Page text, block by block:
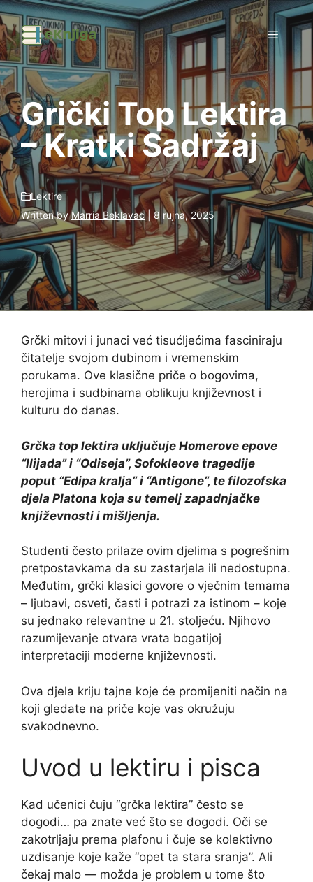
Preskoči
na
sadržaj
Grički Top Lektira
– Kratki Sadržaj
Lektire
Written byMarria Beklavac| 8 rujna, 2025
Grčki mitovi i junaci već tisućljećima fasciniraju
čitatelje svojom dubinom i vremenskim
porukama. Ove klasične priče o bogovima,
herojima i sudbinama oblikuju književnost i
kulturu do danas.
Grčka top lektira uključuje Homerove epove
“Ilijada” i “Odiseja”, Sofokleove tragedije
poput “Edipa kralja” i “Antigone”, te filozofska
djela Platona koja su temelj zapadnjačke
književnosti i mišljenja.
Studenti često prilaze ovim djelima s pogrešnim
pretpostavkama da su zastarjela ili nedostupna.
Međutim, grčki klasici govore o vječnim temama
– ljubavi, osveti, časti i potrazi za istinom – koje
su jednako relevantne u 21. stoljeću. Njihovo
razumijevanje otvara vrata bogatijoj
interpretaciji moderne književnosti.
Ova djela kriju tajne koje će promijeniti način na
koji gledate na priče koje vas okružuju
svakodnevno.
Uvod u lektiru i pisca
Kad učenici čuju “grčka lektira” često se
dogodi… pa znate već što se dogodi. Oči se
zakotrljaju prema plafonu i čuje se kolektivno
uzdisanje koje kaže “opet ta stara sranja”. Ali
čekaj malo — možda je problem u tome što